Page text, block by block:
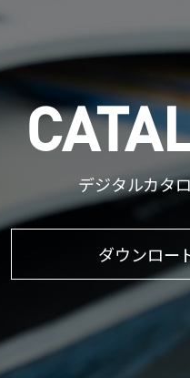
デジタルカタ
ダウンロー